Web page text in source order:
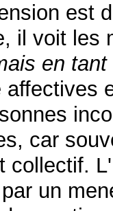
est
il voit les
en
car
collectif.
un